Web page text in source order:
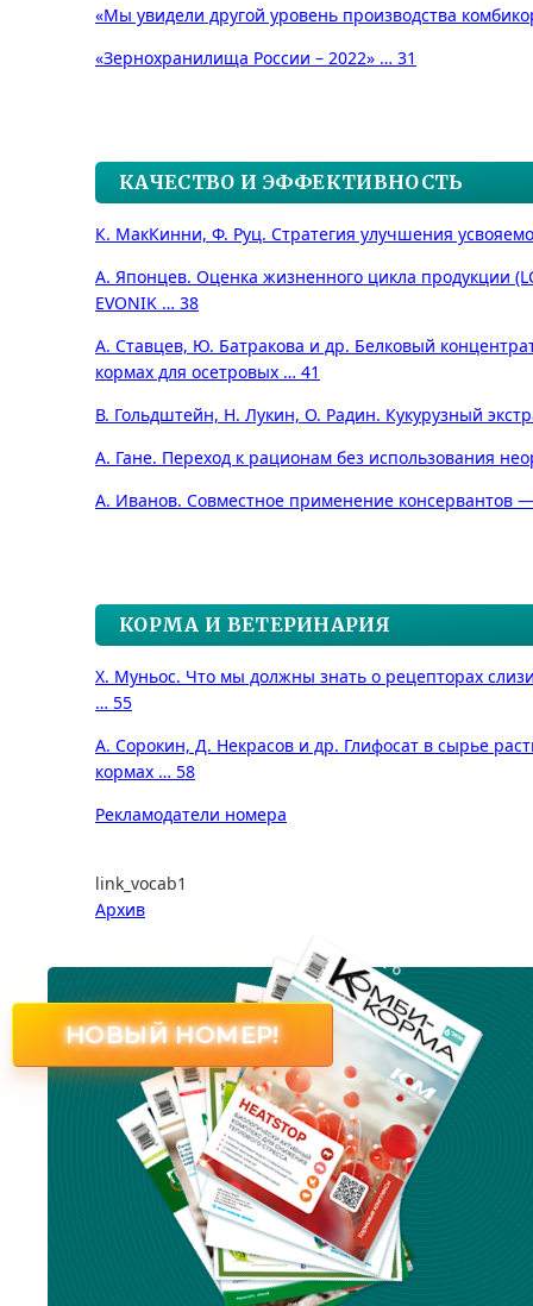
«Мы увидели другой уровень производства
«Зернохранилища России – 2022» … 31
КАЧЕСТВО И ЭФФЕКТИВНОСТЬ
К. МакКинни, Ф. Руц. Стратегия улучшения
А. Японцев. Оценка жизненного цикла продукции
EVONIK … 38
А. Ставцев, Ю. Батракова и др. Белковый
кормах для осетровых … 41
В. Гольдштейн, Н. Лукин, О. Радин. Кукурузный
А. Гане. Переход к рационам без использования
А. Иванов. Совместное применение консервантов
КОРМА И ВЕТЕРИНАРИЯ
Х. Муньос. Что мы должны знать о рецепторах
… 55
А. Сорокин, Д. Некрасов и др. Глифосат в сырье
кормах … 58
Рекламодатели номера
link_vocab1
Архив
НОВЫЙ НОМЕР!
№ 6